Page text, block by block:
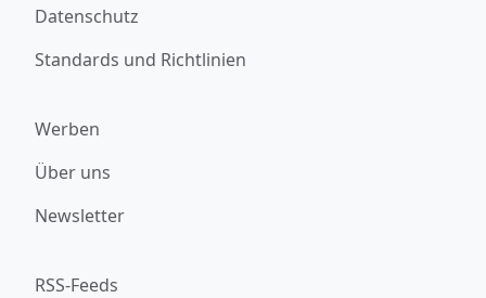
Datenschutz
Standards und Richtlinien
Werben
Über uns
Newsletter
RSS-Feeds